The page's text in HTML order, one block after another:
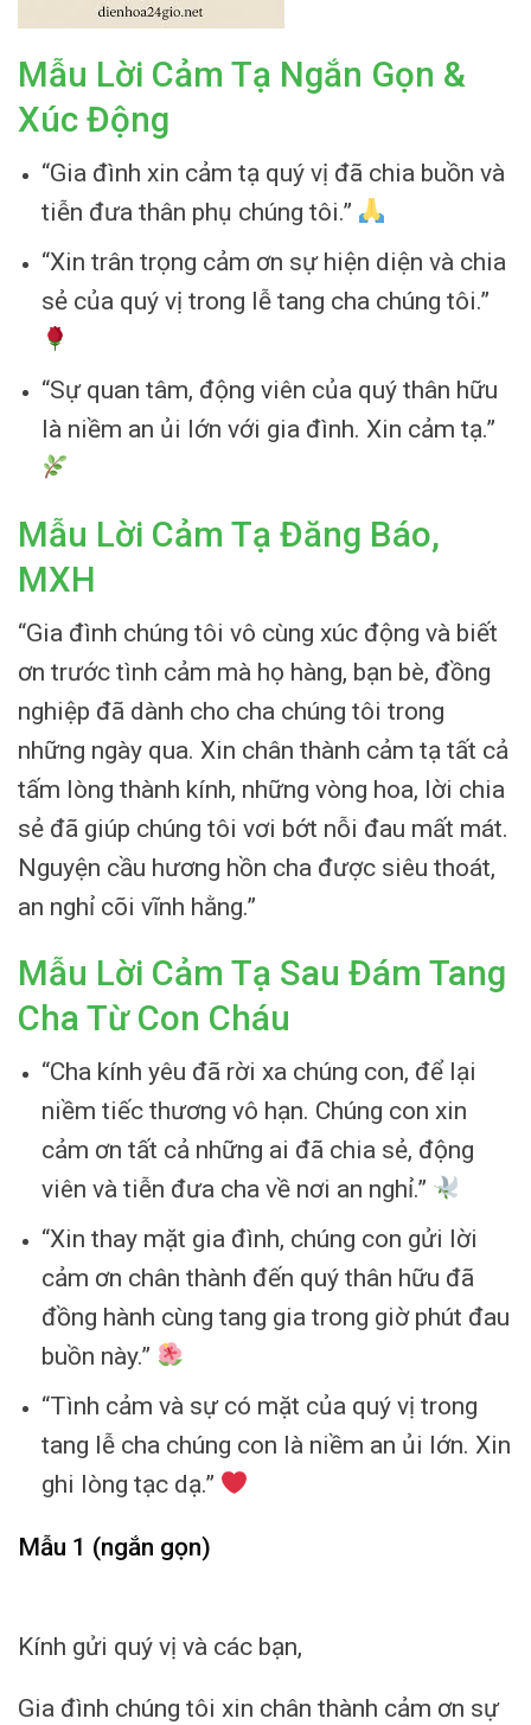
Mẫu Lời Cảm Tạ Ngắn Gọn &
Xúc Động
“Gia đình xin cảm tạ quý vị đã chia buồn và
tiễn đưa thân phụ chúng tôi.”
“Xin trân trọng cảm ơn sự hiện diện và chia
sẻ của quý vị trong lễ tang cha chúng tôi.”
“Sự quan tâm, động viên của quý thân hữu
là niềm an ủi lớn với gia đình. Xin cảm tạ.”
Mẫu Lời Cảm Tạ Đăng Báo,
MXH
“Gia đình chúng tôi vô cùng xúc động và biết
ơn trước tình cảm mà họ hàng, bạn bè, đồng
nghiệp đã dành cho cha chúng tôi trong
những ngày qua. Xin chân thành cảm tạ tất cả
tấm lòng thành kính, những vòng hoa, lời chia
sẻ đã giúp chúng tôi vơi bớt nỗi đau mất mát.
Nguyện cầu hương hồn cha được siêu thoát,
an nghỉ cõi vĩnh hằng.”
Mẫu Lời Cảm Tạ Sau Đám Tang
Cha Từ Con Cháu
“Cha kính yêu đã rời xa chúng con, để lại
niềm tiếc thương vô hạn. Chúng con xin
cảm ơn tất cả những ai đã chia sẻ, động
viên và tiễn đưa cha về nơi an nghỉ.”
“Xin thay mặt gia đình, chúng con gửi lời
cảm ơn chân thành đến quý thân hữu đã
đồng hành cùng tang gia trong giờ phút đau
buồn này.”
“Tình cảm và sự có mặt của quý vị trong
tang lễ cha chúng con là niềm an ủi lớn. Xin
ghi lòng tạc dạ.”
Mẫu 1 (ngắn gọn)
Kính gửi quý vị và các bạn,
Gia đình chúng tôi xin chân thành cảm ơn sự